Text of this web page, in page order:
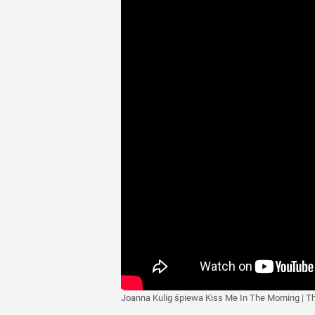
Joanna Kulig śpiewa Kiss Me In The Morning |